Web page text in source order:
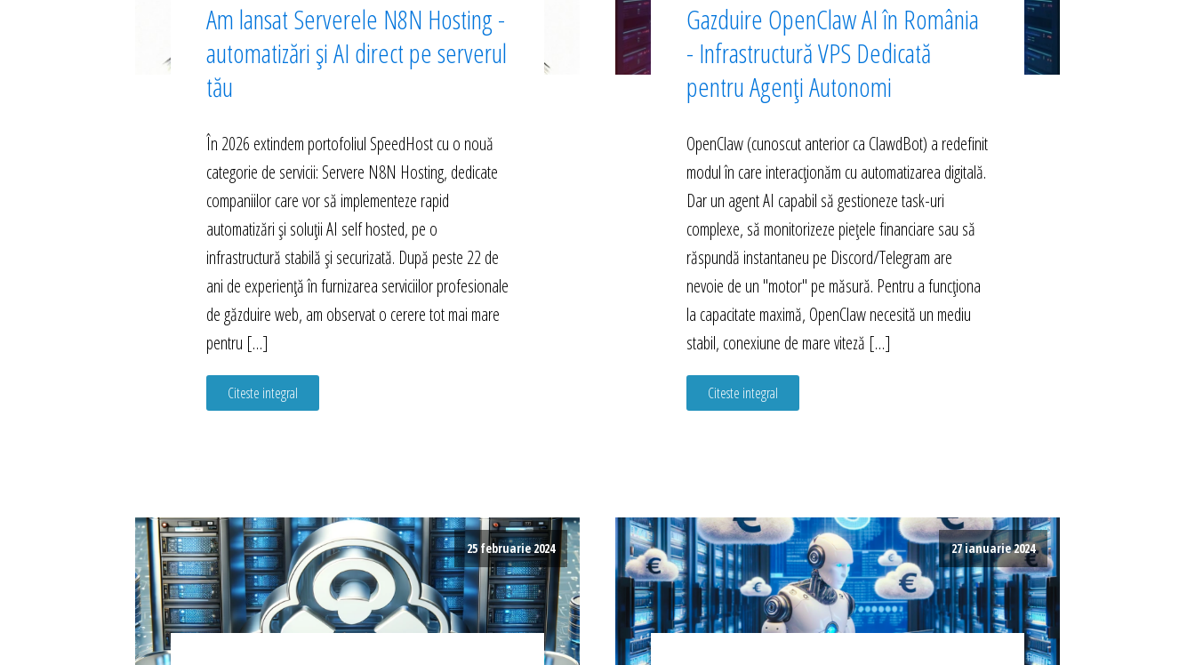
Am lansat Serverele N8N Hosting -
automatizări și AI direct pe serverul
tău
În 2026 extindem portofoliul SpeedHost cu o nouă
categorie de servicii: Servere N8N Hosting, dedicate
companiilor care vor să implementeze rapid
automatizări și soluții AI self hosted, pe o
infrastructură stabilă și securizată. După peste 22 de
ani de experiență în furnizarea serviciilor profesionale
de găzduire web, am observat o cerere tot mai mare
pentru […]
Citeste integral
Gazduire OpenClaw AI în România
- Infrastructură VPS Dedicată
pentru Agenți Autonomi
OpenClaw (cunoscut anterior ca ClawdBot) a redefinit
modul în care interacționăm cu automatizarea digitală.
Dar un agent AI capabil să gestioneze task-uri
complexe, să monitorizeze piețele financiare sau să
răspundă instantaneu pe Discord/Telegram are
nevoie de un "motor" pe măsură. Pentru a funcționa
la capacitate maximă, OpenClaw necesită un mediu
stabil, conexiune de mare viteză […]
Citeste integral
25 februarie 2024 27 ianuarie 2024